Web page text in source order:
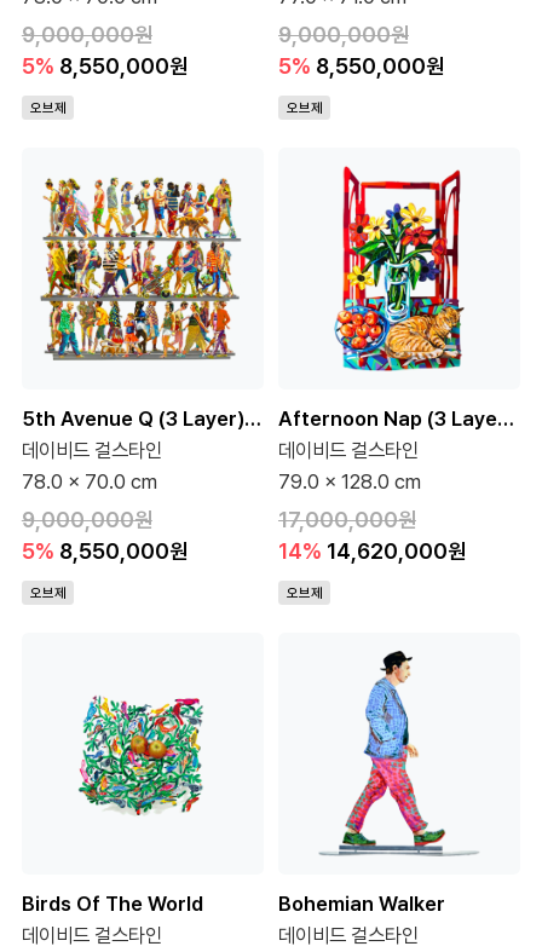
9,000,000원
5% 8,550,000원
오브제
9,000,000원
5% 8,550,000원
오브제
5th Avenue Q (3 Layer) (150 Editions)
데이비드 걸스타인
78.0 x 70.0 cm
9,000,000원
5% 8,550,000원
오브제
Afternoon Nap (3 Layer) (95 Editions)
데이비드 걸스타인
79.0 x 128.0 cm
17,000,000원
14% 14,620,000원
오브제
Birds Of The World
데이비드 걸스타인
Bohemian Walker
데이비드 걸스타인